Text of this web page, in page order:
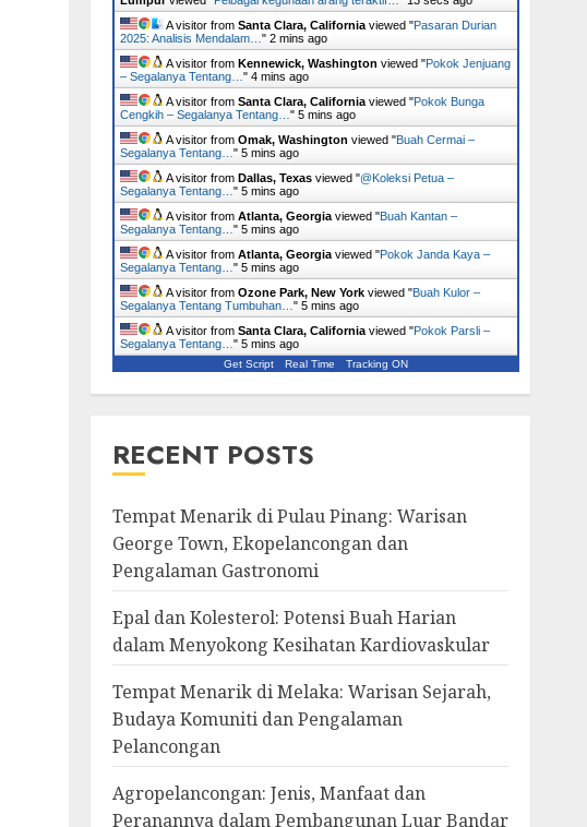
A visitor from Santa Clara, Californiaviewed "Pasaran Durian
2025: Analisis Mendalam… " 2 mins ago
A visitor from Kennewick, Washington viewed "Pokok Jenjuang
– Segalanya Tentang… " 4 mins ago
A visitor from Santa Clara, Californiaviewed "Pokok Bunga
Cengkih – Segalanya Tentang… " 5 mins ago
A visitor from Omak, Washington viewed "Buah Cermai –
Segalanya Tentang… " 5 mins ago
A visitor from Dallas, Texasviewed "@Koleksi Petua –
Segalanya Tentang… " 5 mins ago
A visitor from Atlanta, Georgiaviewed "Buah Kantan –
Segalanya Tentang… " 5 mins ago
A visitor from Atlanta, Georgiaviewed "Pokok Janda Kaya –
Segalanya Tentang… " 5 mins ago
A visitor from Ozone Park, New Yorkviewed "Buah Kulor –
Segalanya Tentang Tumbuhan… " 5 mins ago
A visitor from Santa Clara, Californiaviewed "Pokok Parsli –
Segalanya Tentang… " 5 mins ago
Get Script Real Time Tracking ON
RECENT POSTS
Tempat Menarik di Pulau Pinang: Warisan
George Town, Ekopelancongan dan
Pengalaman Gastronomi
Epal dan Kolesterol: Potensi Buah Harian
dalam Menyokong Kesihatan Kardiovaskular
Tempat Menarik di Melaka: Warisan Sejarah,
Budaya Komuniti dan Pengalaman
Pelancongan
Agropelancongan: Jenis, Manfaat dan
Peranannya dalam Pembangunan Luar Bandar